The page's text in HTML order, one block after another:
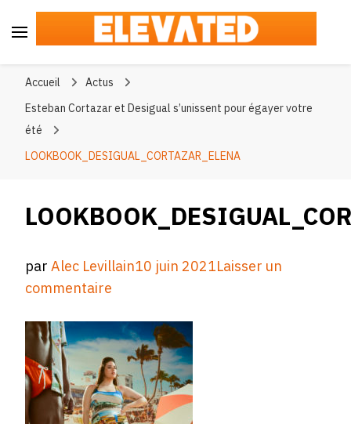
Accueil
Actus
Esteban Cortazar et Desigual s’unissent pour égayer votre
été
LOOKBOOK_DESIGUAL_CORTAZAR_ELENA
parAlec Levillain10 juin 2021Laisser un
commentaire